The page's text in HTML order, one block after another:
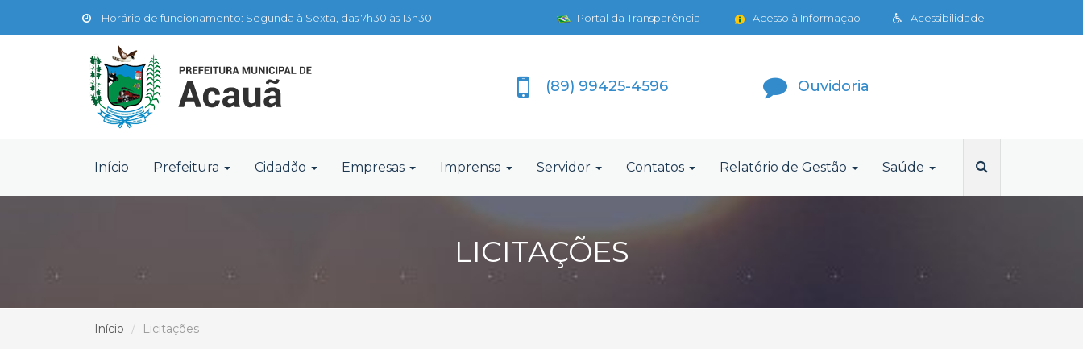
Horário de funcionamento: Segunda à Sexta, das 7h30 às 13h30 Acessibilidade
Acesso à Informação
Portal da Transparência
(89) 99425-4596 Ouvidoria
Início Prefeitura Cidadão Empresas Imprensa Servidor Contatos Relatório de Gestão Saúde
LICITAÇÕES
Início Licitações